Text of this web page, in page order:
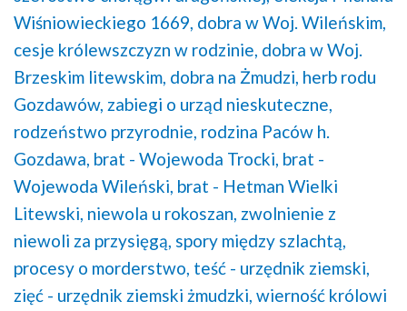
Wiśniowieckiego 1669, dobra w Woj. Wileńskim,
cesje królewszczyzn w rodzinie, dobra w Woj.
Brzeskim litewskim, dobra na Żmudzi, herb rodu
Gozdawów, zabiegi o urząd nieskuteczne,
rodzeństwo przyrodnie, rodzina Paców h.
Gozdawa, brat - Wojewoda Trocki, brat -
Wojewoda Wileński, brat - Hetman Wielki
Litewski, niewola u rokoszan, zwolnienie z
niewoli za przysięgą, spory między szlachtą,
procesy o morderstwo, teść - urzędnik ziemski,
zięć - urzędnik ziemski żmudzki, wierność królowi